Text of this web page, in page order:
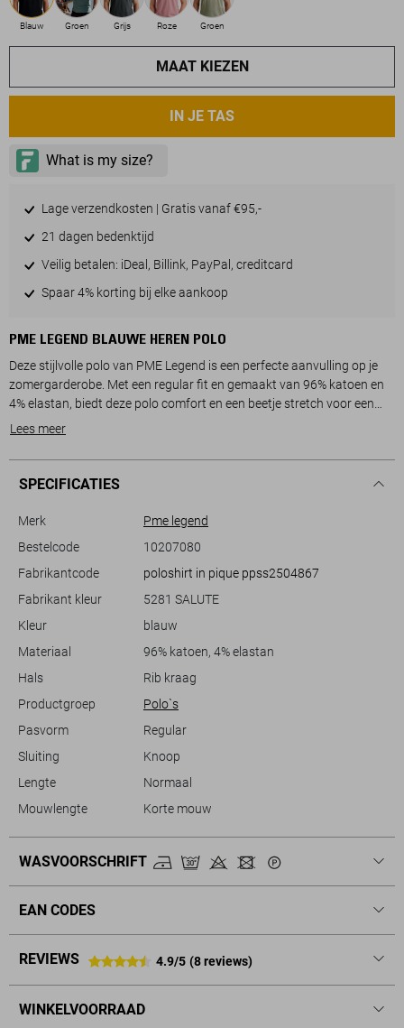
Blauw Groen Grijs Roze Groen
MAAT KIEZEN
IN JE TAS
Lage verzendkosten | Gratis vanaf €95,-
21 dagen bedenktijd
Veilig betalen: iDeal, Billink, PayPal, creditcard
Spaar 4% korting bij elke aankoop
PME LEGEND BLAUWE HEREN POLO
Deze stijlvolle polo van PME Legend is een perfecte aanvulling op je
zomergarderobe. Met een regular fit en gemaakt van 96% katoen en
4% elastan, biedt deze polo comfort en een beetje stretch voor een
fijne pasvorm. De ribkraag en de subtiele knoopsluiting geven het
en mouw een stoere twist geven aan het geheel. De donkerblauwe
kleur maakt dit kledingstuk veelzijdig en makkelijk te combineren met
Met zijn korte mouwen en casual stijl is deze PME Legend polo een
kantoor tot een ontspannen weekend met vrienden. Combineer het
met een jeans of chino voor een relaxte look, of trek er een jasje
overheen voor een iets formelere uitstraling. Dit kledingstuk is
komt, maar ook een bewuste keuze maakt.
Lees meer
SPECIFICATIES
Merk
Pme legend
Bestelcode
10207080
Fabrikantcode
poloshirt in pique ppss2504867
Fabrikant kleur
5281 SALUTE
Kleur
blauw
Materiaal
96% katoen, 4% elastan
Hals
Rib kraag
Productgroep
Polo`s
Pasvorm
Regular
Sluiting
Knoop
Lengte
Normaal
Mouwlengte
Korte mouw
WASVOORSCHRIFT
EAN CODES
REVIEWS 4.9/5 (8 reviews)
WINKELVOORRAAD